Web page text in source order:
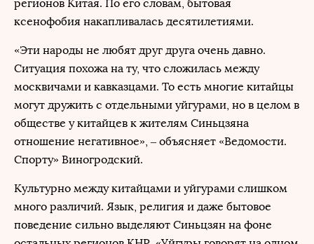
регионов Китая. По его словам, бытовая
ксенофобия накапливалась десятилетиями.
«Эти народы не любят друг друга очень давно.
Ситуация похожа на ту, что сложилась между
москвичами и кавказцами. То есть многие китайцы
могут дружить с отдельными уйгурами, но в целом в
обществе у китайцев к жителям Синьцзяна
отношение негативное», – объясняет «Ведомости.
Спорту» Виногродский.
Культурно между китайцами и уйгурами слишком
много различий. Язык, религия и даже бытовое
поведение сильно выделяют Синьцзян на фоне